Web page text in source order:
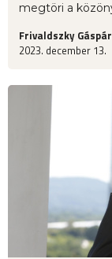
megtöri a
Frivaldszky Gáspár
2023. december 13.